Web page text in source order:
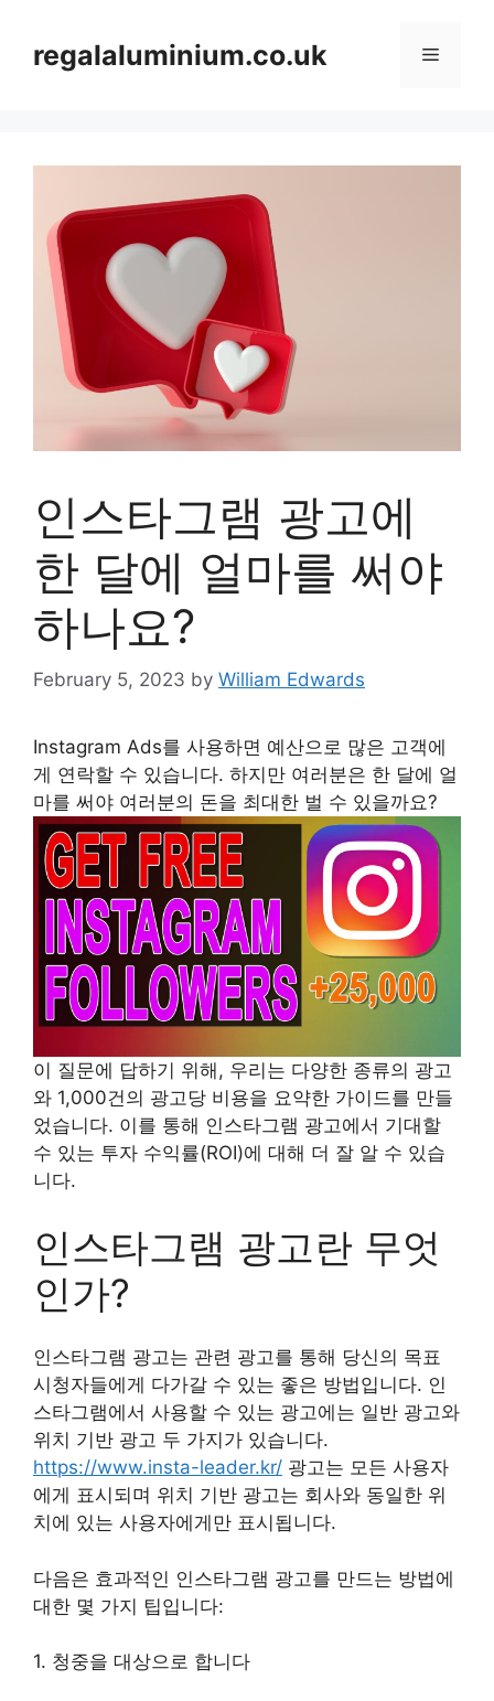
contentregalaluminium.co.uk Menu
인스타그램 광고에
한 달에 얼마를 써야
하나요?
February 5, 2023 by William Edwards
Instagram Ads를 사용하면 예산으로 많은 고객에
게 연락할 수 있습니다. 하지만 여러분은 한 달에 얼
마를 써야 여러분의 돈을 최대한 벌 수 있을까요?
이 질문에 답하기 위해, 우리는 다양한 종류의 광고
와 1,000건의 광고당 비용을 요약한 가이드를 만들
었습니다. 이를 통해 인스타그램 광고에서 기대할
수 있는 투자 수익률(ROI)에 대해 더 잘 알 수 있습
니다.
인스타그램 광고란 무엇
인가?
인스타그램 광고는 관련 광고를 통해 당신의 목표
시청자들에게 다가갈 수 있는 좋은 방법입니다. 인
스타그램에서 사용할 수 있는 광고에는 일반 광고와
위치 기반 광고 두 가지가 있습니다.
https://www.insta-leader.kr/ 광고는 모든 사용자
에게 표시되며 위치 기반 광고는 회사와 동일한 위
치에 있는 사용자에게만 표시됩니다.
다음은 효과적인 인스타그램 광고를 만드는 방법에
대한 몇 가지 팁입니다:
1. 청중을 대상으로 합니다